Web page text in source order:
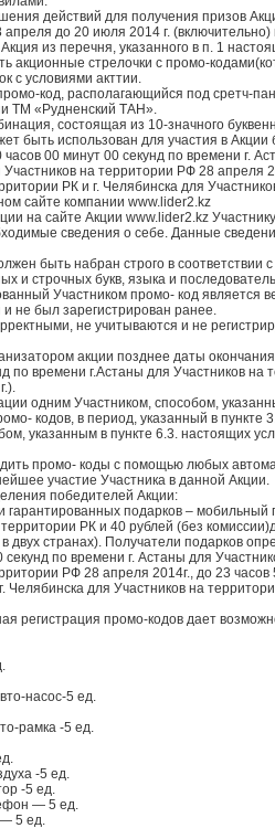
действий для получения призов
апреля до 20 июля 2014 г.
из перечня, указанного в п. 1
акционные стрелочки с промо-
с условиями акттии.
код, располагающийся под сретч-
ТМ «Рудненский ТАН».
состоящая из 10-значного
быть использован для участия в Акции
00 минут 00 секунд по времени г.
Участников на территории РФ 28 апреля
РК и г. Челябинска для
сайте компании www.lider2.kz
на сайте Акции www.lider2.kz
сведения о себе. Данные
быть набран строго в соответствии
и строчных букв, языка и
Участником промо- код
не был зарегистрирован ранее.
не учитываются и не
акции позднее даты
по времени г.Астаны для Участников на
одним Участником, способом,
кодов, в период, указанный в пункте
указанным в пункте 6.3. настоящих
промо- коды с помощью любых
участие Участника в данной Акции.
победителей Акции:
гарантированных подарков – мобильный
РК и 40 рублей (без
в двух странах). Получатели подарков
секунд по времени г. Астаны для
РФ 28 апреля 2014г., до 23
Челябинска для Участников на
регистрация промо-кодов дает
насос-5 ед.
рамка -5 ед.
-5 ед.
-5 ед.
— 5 ед.
5 ед.